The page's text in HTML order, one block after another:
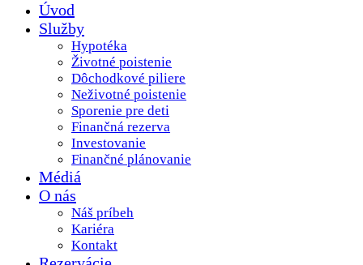
Úvod
Služby
Hypotéka
Životné poistenie
Dôchodkové piliere
Neživotné poistenie
Sporenie pre deti
Finančná rezerva
Investovanie
Finančné plánovanie
Médiá
O nás
Náš príbeh
Kariéra
Kontakt